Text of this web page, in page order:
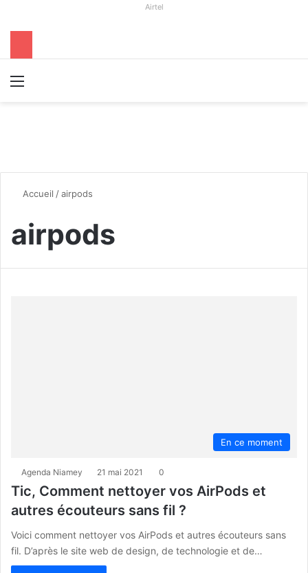
Airtel
Accueil /airpods
airpods
En ce moment
Agenda Niamey 21 mai 2021 0
Tic, Comment nettoyer vos AirPods et
autres écouteurs sans fil ?
Voici comment nettoyer vos AirPods et autres écouteurs sans
fil. D’après le site web de design, de technologie et de…